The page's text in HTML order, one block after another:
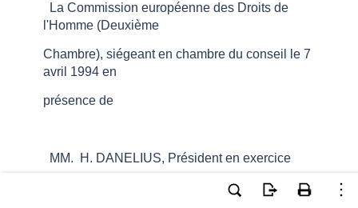
La Commission européenne des Droits de
l'Homme (Deuxième
Chambre), siégeant en chambre du conseil le 7
avril 1994 en
présence de
MM. H. DANELIUS, Président en exercice